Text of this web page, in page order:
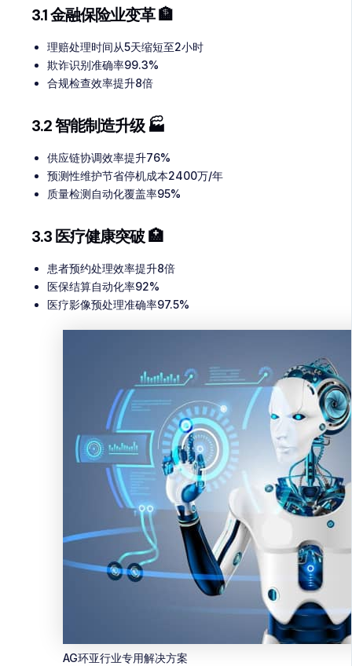
3.1 金融保险业变革 🏦
理赔处理时间从5天缩短至2小时
欺诈识别准确率99.3%
合规检查效率提升8倍
3.2 智能制造升级 🏭
供应链协调效率提升76%
预测性维护节省停机成本2400万/年
质量检测自动化覆盖率95%
3.3 医疗健康突破 🏥
患者预约处理效率提升8倍
医保结算自动化率92%
医疗影像预处理准确率97.5%
AG环亚行业专用解决方案